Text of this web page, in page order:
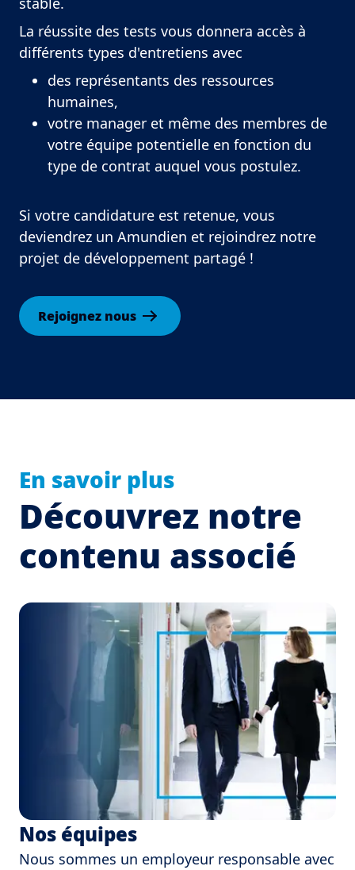
La réussite des tests vous donnera accès à
différents types d'entretiens avec
des représentants des ressources
humaines,
votre manager et même des membres de
votre équipe potentielle en fonction du
type de contrat auquel vous postulez.
Si votre candidature est retenue, vous
deviendrez un Amundien et rejoindrez notre
projet de développement partagé !
Rejoignez nous
En savoir plus
Découvrez notre
contenu associé
Nos équipes
Nous sommes un employeur responsable avec